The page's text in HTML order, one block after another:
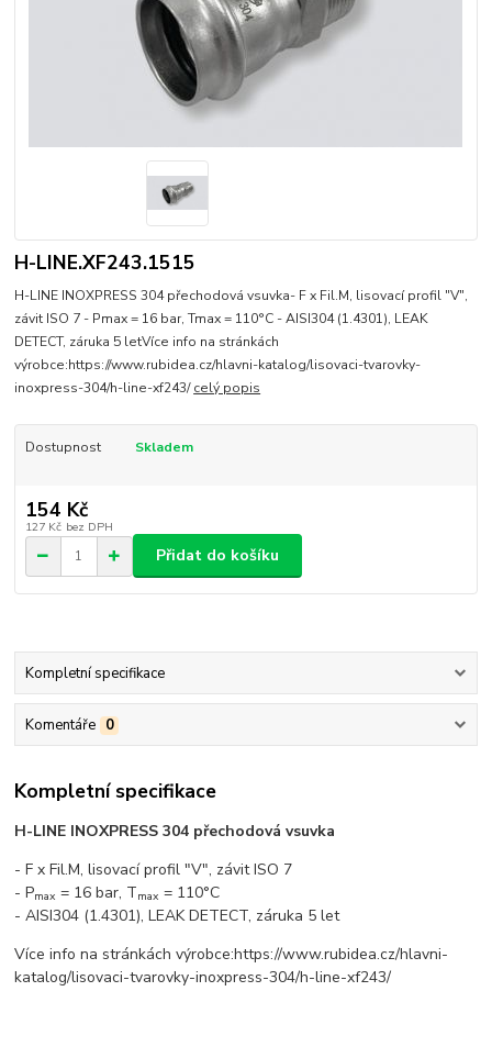
H-LINE.XF243.1515
H-LINE INOXPRESS 304 přechodová vsuvka- F x Fil.M, lisovací profil "V",
závit ISO 7 - Pmax = 16 bar, Tmax = 110°C - AISI304 (1.4301), LEAK
DETECT, záruka 5 letVíce info na stránkách
výrobce:https://www.rubidea.cz/hlavni-katalog/lisovaci-tvarovky-
inoxpress-304/h-line-xf243/celý popis
Dostupnost Skladem
154 Kč
127 Kč bez DPH
Přidat do košíku
Kompletní specifikace
Komentáře 0
Kompletní specifikace
H-LINE INOXPRESS 304 přechodová vsuvka
- F x Fil.M, lisovací profil "V", závit ISO 7
- Pmax = 16 bar, Tmax = 110°C
- AISI304 (1.4301), LEAK DETECT, záruka 5 let
Více info na stránkách výrobce:https://www.rubidea.cz/hlavni-
katalog/lisovaci-tvarovky-inoxpress-304/h-line-xf243/